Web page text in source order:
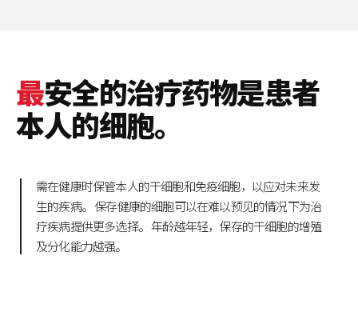
最安全的治疗药物是患者
本人的细胞。
需在健康时保管本人的干细胞和免疫细胞，以应对未来发
生的疾病。 保存健康的细胞可以在难以预见的情况下为治
疗疾病提供更多选择。 年龄越年轻，保存的干细胞的增殖
及分化能力越强。